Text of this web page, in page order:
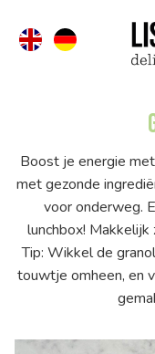
Boost je energie
met gezonde
voor onderweg.
lunchbox!
Tip: Wikkel de
touwtje omheen, en